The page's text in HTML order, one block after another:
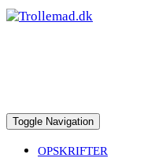
content
Toggle Navigation
OPSKRIFTER